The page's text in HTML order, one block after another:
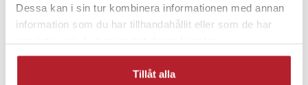
Dessa kan i sin tur kombinera informationen med annan
information som du har tillhandahållit eller som de har
Tillåt alla
Hem & Trädgård Hälsa & Skönhet
Eltandborstar & tillbehör Tandborsthuvuden